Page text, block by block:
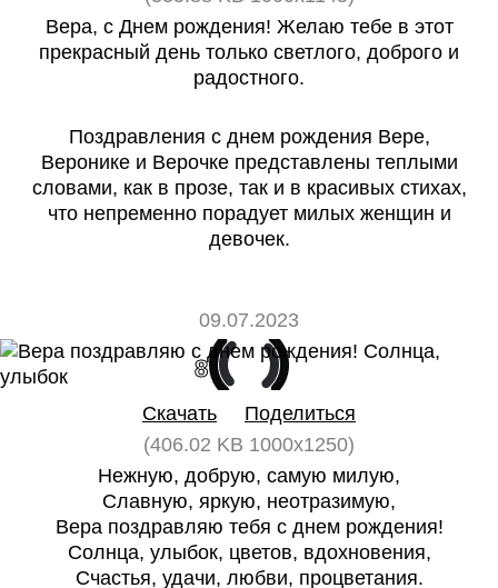
Вера, с Днем рождения! Желаю тебе в этот
прекрасный день только светлого, доброго и
радостного.
Поздравления с днем рождения Вере,
Веронике и Верочке представлены теплыми
словами, как в прозе, так и в красивых стихах,
что непременно порадует милых женщин и
девочек.
09.07.2023
8 0
Скачать
Поделиться
(406.02 KB 1000x1250)
Нежную, добрую, самую милую,
Славную, яркую, неотразимую,
Вера поздравляю тебя с днем рождения!
Солнца, улыбок, цветов, вдохновения,
Счастья, удачи, любви, процветания.